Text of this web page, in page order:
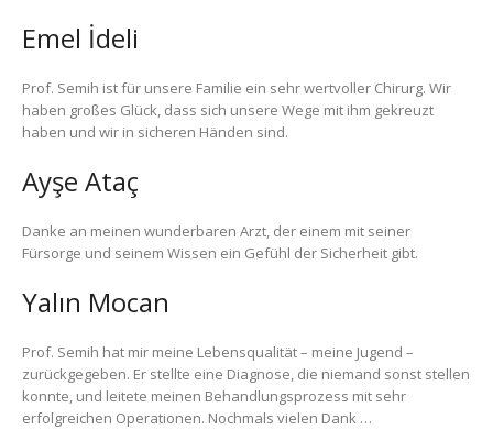
Emel İdeli
Prof. Semih ist für unsere Familie ein sehr wertvoller Chirurg. Wir
haben großes Glück, dass sich unsere Wege mit ihm gekreuzt
haben und wir in sicheren Händen sind.
Ayşe Ataç
Danke an meinen wunderbaren Arzt, der einem mit seiner
Fürsorge und seinem Wissen ein Gefühl der Sicherheit gibt.
Yalın Mocan
Prof. Semih hat mir meine Lebensqualität – meine Jugend –
zurückgegeben. Er stellte eine Diagnose, die niemand sonst stellen
konnte, und leitete meinen Behandlungsprozess mit sehr
erfolgreichen Operationen. Nochmals vielen Dank …